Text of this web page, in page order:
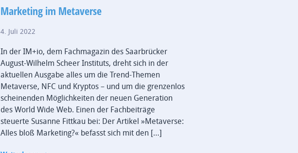
Marketing im Metaverse
4. Juli 2022
In der IM+io, dem Fachmagazin des Saarbrücker
August-Wilhelm Scheer Instituts, dreht sich in der
aktuellen Ausgabe alles um die Trend-Themen
Metaverse, NFC und Kryptos – und um die grenzenlos
scheinenden Möglichkeiten der neuen Generation
des World Wide Web. Einen der Fachbeiträge
steuerte Susanne Fittkau bei: Der Artikel »Metaverse:
Alles bloß Marketing?« befasst sich mit den […]